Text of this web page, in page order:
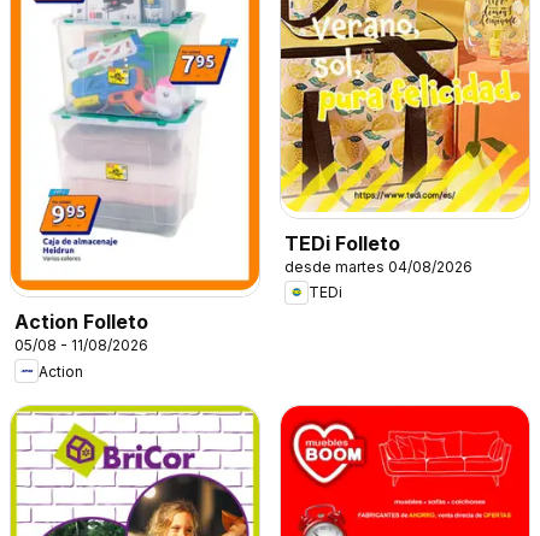
Action Folleto
05/08 - 11/08/2026
Action
TEDi Folleto
desde martes 04/08/2026
TEDi